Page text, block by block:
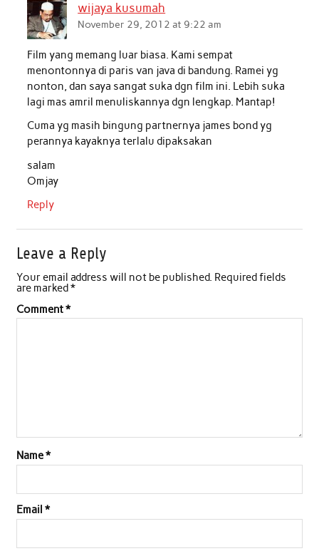
o
o
k
A
p
d
n
wijaya kusumah
November 29, 2012 at 9:22 am
Film yang memang luar biasa. Kami sempat
menontonnya di paris van java di bandung. Ramei yg
nonton, dan saya sangat suka dgn film ini. Lebih suka
lagi mas amril menuliskannya dgn lengkap. Mantap!
Cuma yg masih bingung partnernya james bond yg
perannya kayaknya terlalu dipaksakan
salam
Omjay
Reply
Leave a Reply
Your email address will not be published. Required fields
are marked*
Comment*
Name*
Email *